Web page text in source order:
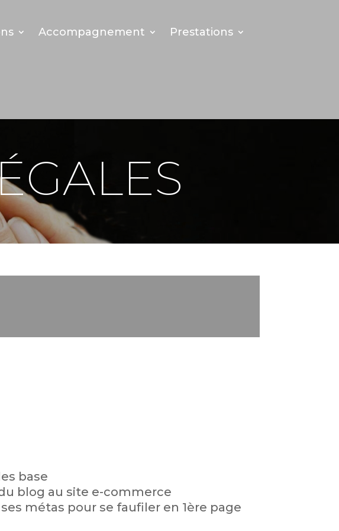
Accompagnement Prestations
base
blog au site e-commerce
métas pour se faufiler en 1ère page